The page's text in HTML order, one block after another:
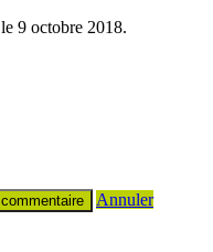
le 9 octobre 2018.
Annuler